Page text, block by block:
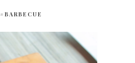
#BARBECUE